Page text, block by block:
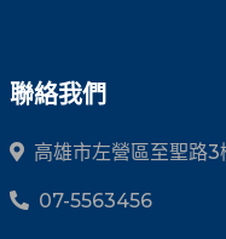
聯絡我們
高雄市左營區至聖路
07-5563456